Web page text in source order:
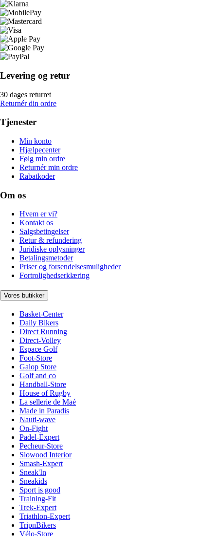
Levering og retur
30 dages returret
Returnér din ordre
Tjenester
Min konto
Hjælpecenter
Følg min ordre
Returnér min ordre
Rabatkoder
Om os
Hvem er vi?
Kontakt os
Salgsbetingelser
Retur & refundering
Juridiske oplysninger
Betalingsmetoder
Priser og forsendelsesmuligheder
Fortrolighedserklæring
Vores butikker
Basket-Center
Daily Bikers
Direct Running
Direct-Volley
Espace Golf
Foot-Store
Galop Store
Golf and co
Handball-Store
House of Rugby
La sellerie de Maé
Made in Paradis
Nauti-wave
On-Fight
Padel-Expert
Pecheur-Store
Slowood Interior
Smash-Expert
Sneak'In
Sneakids
Sport is good
Training-Fit
Trek-Expert
Triathlon-Expert
TripnBikers
Vélo-Store